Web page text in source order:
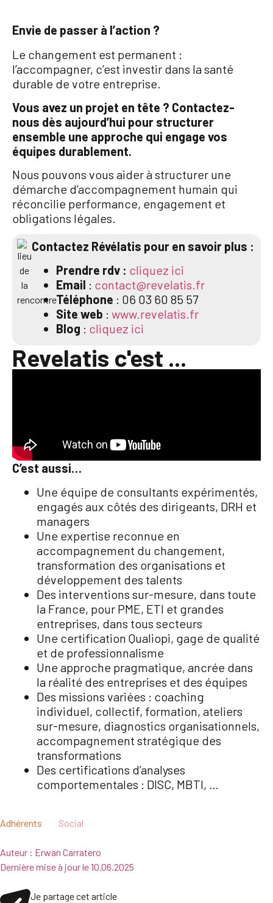
Envie de passer à l’action ?
Le changement est permanent :
l’accompagner, c’est investir dans la santé
durable de votre entreprise.
Vous avez un projet en tête ? Contactez-
nous dès aujourd’hui pour structurer
ensemble une approche qui engage vos
équipes durablement.
Nous pouvons vous aider à structurer une
démarche d’accompagnement humain qui
réconcilie performance, engagement et
obligations légales.
Contactez Révélatis pour en savoir plus :
Prendre rdv : cliquez ici
Email : contact@revelatis.fr
Téléphone : 06 03 60 85 57
Site web :www.revelatis.fr
Blog : cliquez ici
Revelatis c'est ...
C’est aussi…
Une équipe de consultants expérimentés,
engagés aux côtés des dirigeants, DRH et
managers
Une expertise reconnue en
accompagnement du changement,
transformation des organisations et
développement des talents
Des interventions sur-mesure, dans toute
la France, pour PME, ETI et grandes
entreprises, dans tous secteurs
Une certification Qualiopi, gage de qualité
et de professionnalisme
Une approche pragmatique, ancrée dans
la réalité des entreprises et des équipes
Des missions variées : coaching
individuel, collectif, formation, ateliers
sur-mesure, diagnostics organisationnels,
accompagnement stratégique des
transformations
Des certifications d’analyses
comportementales : DISC, MBTI, …
Adhérents Social
Auteur : Erwan Carratero
Dernière mise à jour le10.06.2025
Je partage cet article